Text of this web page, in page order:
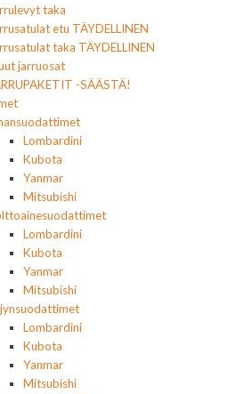
taka
etu TÄYDELLINEN
taka TÄYDELLINEN
jarruosat
-SÄÄSTÄ!
Lombardini
Kubota
Yanmar
Mitsubishi
Lombardini
Kubota
Yanmar
Mitsubishi
Lombardini
Kubota
Yanmar
Mitsubishi